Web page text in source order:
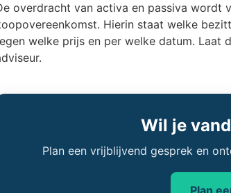
overdracht van activa en passiva wordt
Hierin staat welke
welke prijs en per welke datum.
Wil je
Plan een vrijblijvend gesprek en
Plan